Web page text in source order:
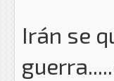
Irán se